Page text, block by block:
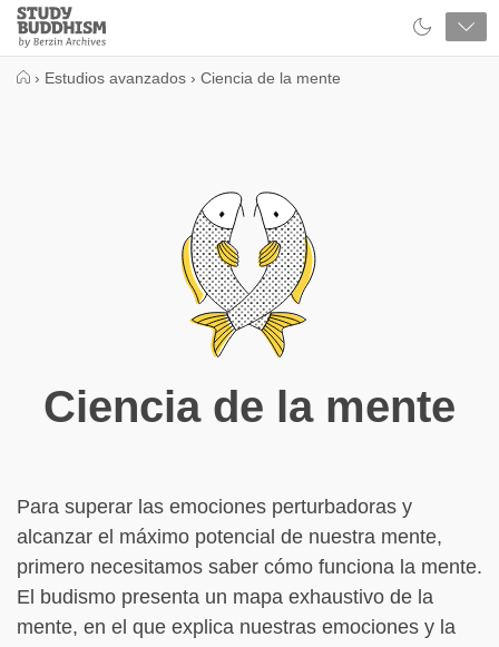
Close
Study
Buddhism
› Estudios avanzados › Ciencia de la mente
Ciencia de la mente
Para superar las emociones perturbadoras y
alcanzar el máximo potencial de nuestra mente,
primero necesitamos saber cómo funciona la mente.
El budismo presenta un mapa exhaustivo de la
mente, en el que explica nuestras emociones y la